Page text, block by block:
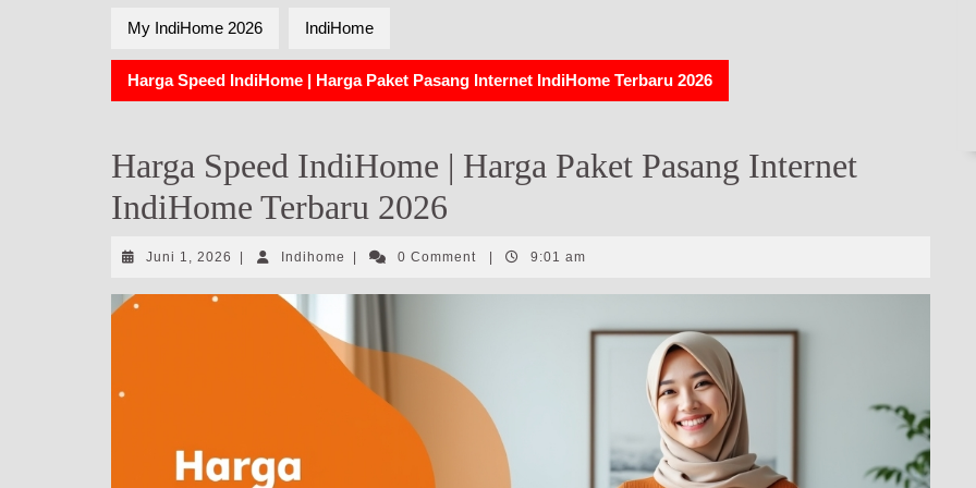
My IndiHome 2026 IndiHome
Harga Speed IndiHome | Harga Paket Pasang Internet IndiHome Terbaru 2026
Harga Speed IndiHome | Harga Paket Pasang Internet
IndiHome Terbaru 2026
Juni 1, 2026 Juni
2026
Indihome Indihome0 Comment 9:01 am